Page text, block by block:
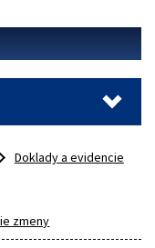
Doklady a evidencie
zmeny